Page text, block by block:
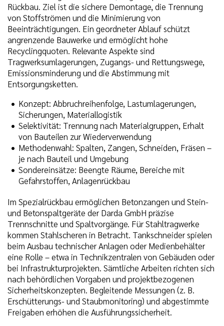
Rückbau. Ziel ist die sichere Demontage, die Trennung
von Stoffströmen und die Minimierung von
Beeinträchtigungen. Ein geordneter Ablauf schützt
angrenzende Bauwerke und ermöglicht hohe
Recyclingquoten. Relevante Aspekte sind
Tragwerksumlagerungen, Zugangs- und Rettungswege,
Emissionsminderung und die Abstimmung mit
Entsorgungsketten.
Konzept: Abbruchreihenfolge, Lastumlagerungen,
Sicherungen, Materiallogistik
Selektivität: Trennung nach Materialgruppen, Erhalt
von Bauteilen zur Wiederverwendung
Methodenwahl: Spalten, Zangen, Schneiden, Fräsen –
je nach Bauteil und Umgebung
Sondereinsätze: Beengte Räume, Bereiche mit
Gefahrstoffen, Anlagenrückbau
Im Spezialrückbau ermöglichen Betonzangen und Stein-
und Betonspaltgeräte der Darda GmbH präzise
Trennschnitte und Spaltvorgänge. Für Stahltragwerke
kommen Stahlscheren in Betracht. Tankschneider spielen
beim Ausbau technischer Anlagen oder Medienbehälter
eine Rolle – etwa in Technikzentralen von Gebäuden oder
bei Infrastrukturprojekten. Sämtliche Arbeiten richten sich
nach behördlichen Vorgaben und projektbezogenen
Sicherheitskonzepten. Begleitende Messungen (z. B.
Erschütterungs- und Staubmonitoring) und abgestimmte
Freigaben erhöhen die Ausführungssicherheit.